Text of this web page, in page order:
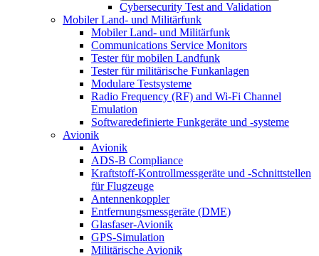
Cybersecurity Test and Validation
Mobiler Land- und Militärfunk
Mobiler Land- und Militärfunk
Communications Service Monitors
Tester für mobilen Landfunk
Tester für militärische Funkanlagen
Modulare Testsysteme
Radio Frequency (RF) and Wi-Fi Channel
Emulation
Softwaredefinierte Funkgeräte und -systeme
Avionik
Avionik
ADS-B Compliance
Kraftstoff-Kontrollmessgeräte und -Schnittstellen
für Flugzeuge
Antennenkoppler
Entfernungsmessgeräte (DME)
Glasfaser-Avionik
GPS-Simulation
Militärische Avionik